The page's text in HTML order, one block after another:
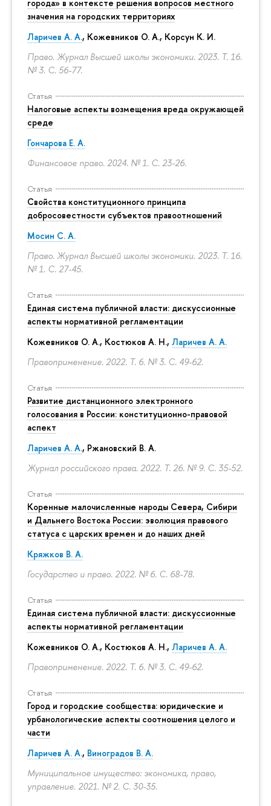
города» в контексте решения вопросов местного
значения на городских территориях
Ларичев А. А., Кожевников О. А., Корсун К. И.
Право. Журнал Высшей школы экономики. 2023. Т. 16.
№ 3. С. 56-77.
Статья
Налоговые аспекты возмещения вреда окружающей
среде
Гончарова Е. А.
Финансовое право. 2024. № 1. С. 23-26.
Статья
Свойства конституционного принципа
добросовестности субъектов правоотношений
Мосин С. А.
Право. Журнал Высшей школы экономики. 2023. Т. 16.
№ 1. С. 27-45.
Статья
Единая система публичной власти: дискуссионные
аспекты нормативной регламентации
Кожевников О. А., Костюков А. Н., Ларичев А. А.
Правоприменение. 2022. Т. 6. № 3. С. 49-62.
Статья
Развитие дистанционного электронного
голосования в России: конституционно-правовой
аспект
Ларичев А. А., Ржановский В. А.
Журнал российского права. 2022. Т. 26. № 9. С. 35-52.
Статья
Коренные малочисленные народы Севера, Сибири
и Дальнего Востока России: эволюция правового
статуса с царских времен и до наших дней
Кряжков В. А.
Государство и право. 2022. № 6. С. 68-78.
Статья
Единая система публичной власти: дискуссионные
аспекты нормативной регламентации
Кожевников О. А., Костюков А. Н., Ларичев А. А.
Правоприменение. 2022. Т. 6. № 3. С. 49-62.
Статья
Город и городские сообщества: юридические и
урбанологические аспекты соотношения целого и
части
Ларичев А. А., Виноградов В. А.
Муниципальное имущество: экономика, право,
управление. 2021. № 2. С. 30-35.